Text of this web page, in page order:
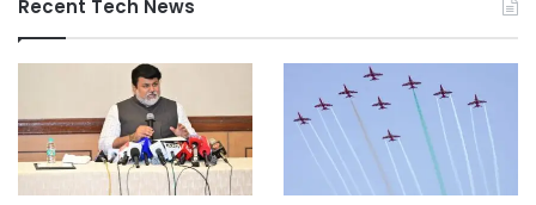
Recent Tech News